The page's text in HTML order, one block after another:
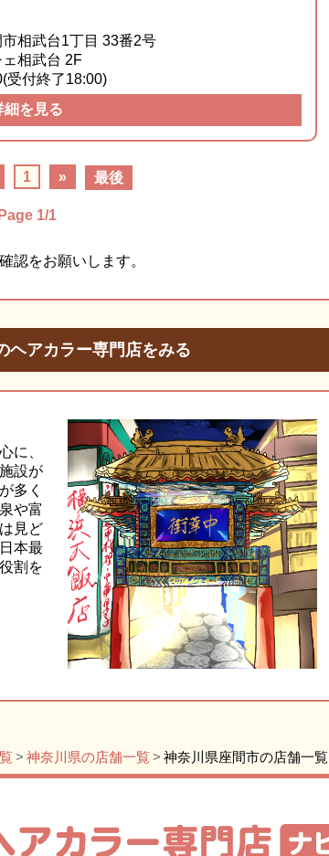
相武台1丁目 33番2号
相武台 2F
受付終了18:00)
細を見る
1 » 最後
Page 1/1
認をお願いします。
ヘアカラー専門店をみる
に、
設が
多く
や富
見ど
本最
割を
神奈川県の店舗一覧 神奈川県座間市の店舗一覧